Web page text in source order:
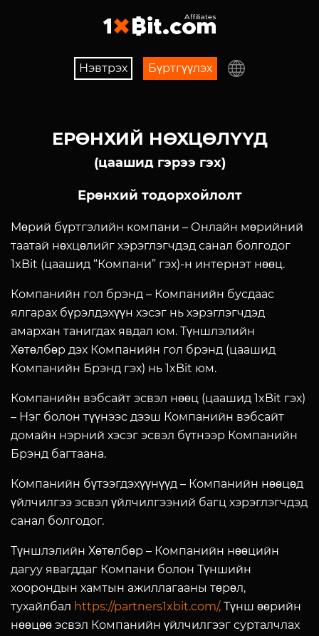
Нэвтрэх Бүртгүүлэх
ЕРӨНХИЙ НӨХЦӨЛҮҮД
(цаашид гэрээ гэх)
Ерөнхий тодорхойлолт
Мөрий бүртгэлийн компани – Онлайн мөрийний
таатай нөхцөлийг хэрэглэгчдэд санал болгодог
1xBit (цаашид “Компани” гэх)-н интернэт нөөц.
Компанийн гол брэнд – Компанийн бусдаас
ялгарах бүрэлдэхүүн хэсэг нь хэрэглэгчдэд
амархан танигдах явдал юм. Түншлэлийн
Хөтөлбөр дэх Компанийн гол брэнд (цаашид
Компанийн Брэнд гэх) нь 1xBit юм.
Компанийн вэбсайт эсвэл нөөц (цаашид 1xBit гэх)
– Нэг болон түүнээс дээш Компанийн вэбсайт
домайн нэрний хэсэг эсвэл бүтнээр Компанийн
Брэнд багтаана.
Компанийн бүтээгдэхүүнүүд – Компанийн нөөцөд
үйлчилгээ эсвэл үйлчилгээний багц хэрэглэгчдэд
санал болгодог.
Түншлэлийн Хөтөлбөр – Компанийн нөөцийн
дагуу явагддаг Компани болон Түншийн
хоорондын хамтын ажиллагааны төрөл,
тухайлбал https://partners1xbit.com/, Түнш өөрийн
нөөцөө эсвэл Компанийн үйлчилгээг сурталчлах